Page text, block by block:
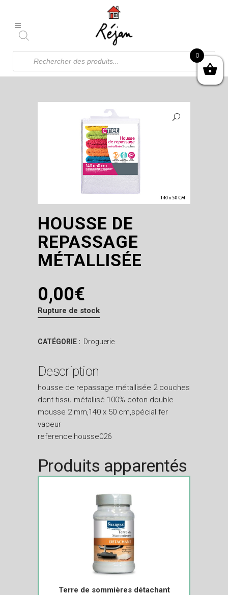
Recherche
produits
HOUSSE DE
REPASSAGE
MÉTALLISÉE
0,00€
Rupture de stock
CATÉGORIE : Droguerie
Description
housse de repassage métallisée 2 couches
dont tissu métallisé 100% coton double
mousse 2 mm,140 x 50 cm,spécial fer
vapeur
reference:housse026
Produits apparentés
Terre de sommières détachant
0